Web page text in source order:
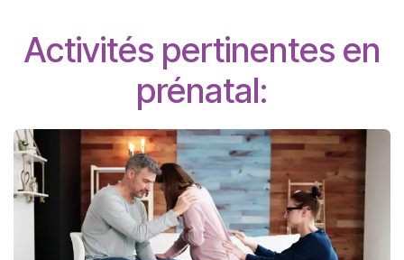
Activités pertinentes en
prénatal: